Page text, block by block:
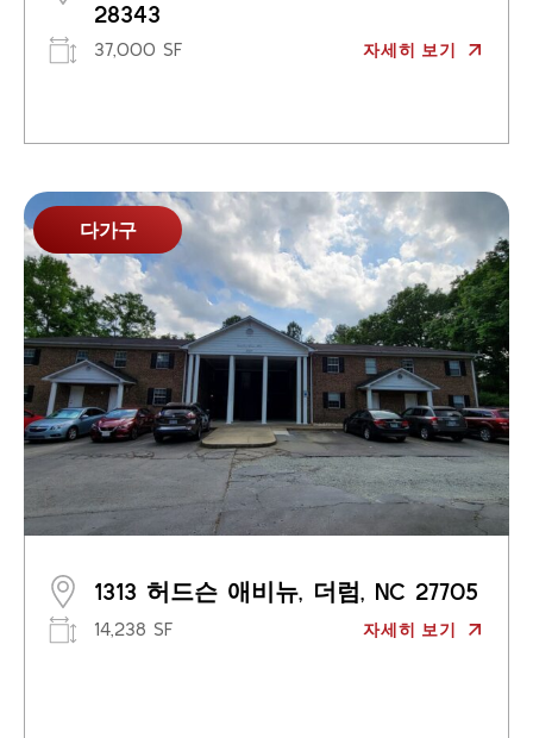
28343
37,000 SF 자세히 보기
다가구
1313 허드슨 애비뉴, 더럼, NC 27705
14,238 SF 자세히 보기